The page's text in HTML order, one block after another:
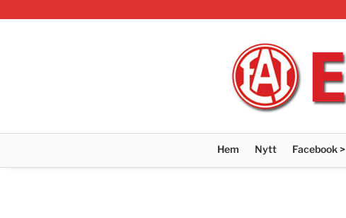
Hem Nytt Facebook >